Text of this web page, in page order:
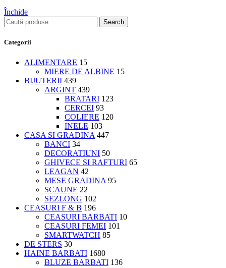
Închide
Search
Categorii
ALIMENTARE 15
MIERE DE ALBINE 15
BIJUTERII 439
ARGINT 439
BRATARI 123
CERCEI 93
COLIERE 120
INELE 103
CASA SI GRADINA 447
BANCI 34
DECORATIUNI 50
GHIVECE SI RAFTURI 65
LEAGAN 42
MESE GRADINA 95
SCAUNE 22
SEZLONG 102
CEASURI F & B 196
CEASURI BARBATI 10
CEASURI FEMEI 101
SMARTWATCH 85
DE STERS 30
HAINE BARBATI 1680
BLUZE BARBATI 136